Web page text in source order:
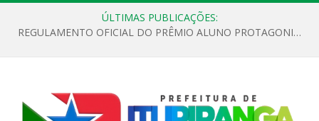
ÚLTIMAS PUBLICAÇÕES:
REGULAMENTO OFICIAL DO PRÊMIO ALUNO PROTAGONISTA – EDIÇÃO 2026